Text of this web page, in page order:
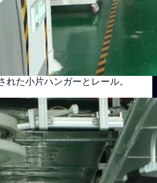
れた小片ハンガーとレール。